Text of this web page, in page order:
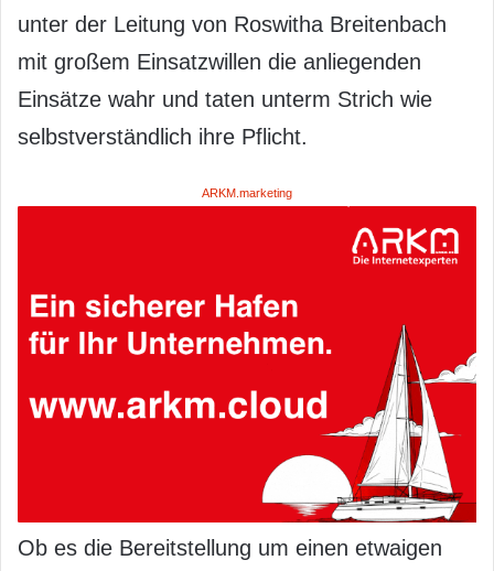
unter der Leitung von Roswitha Breitenbach
mit großem Einsatzwillen die anliegenden
Einsätze wahr und taten unterm Strich wie
selbstverständlich ihre Pflicht.
ARKM.marketing
Ob es die Bereitstellung um einen etwaigen